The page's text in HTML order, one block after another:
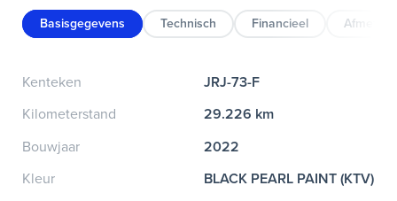
Basisgegevens Technisch Financieel
Kenteken
JRJ-73-F
Kilometerstand
29.226 km
Bouwjaar
2022
Kleur
BLACK PEARL PAINT (KTV)